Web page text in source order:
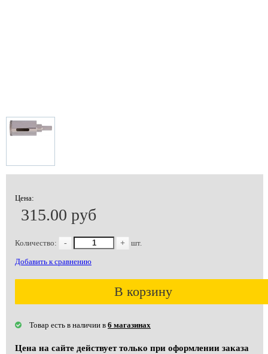
Цена:
315.00 руб
Количество: - + шт.
Добавить к сравнению
В корзину
Товар есть в наличии в 6 магазинах
Цена на сайте действует только при оформлении заказа